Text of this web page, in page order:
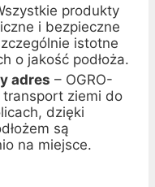
produkty
i bezpieczne
istotne
o jakość podłoża.
adres – OGRO-
ziemi do
dzięki
są
na miejsce.